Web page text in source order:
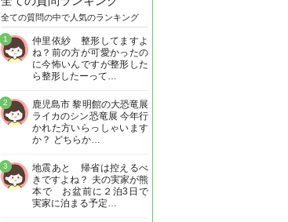
全ての質問の中で人気のランキング
仲里依紗 整形してますよ
ね？前の方が可愛かったの
に今怖いんですが整形した
ら整形したーって…
1
鹿児島市 黎明館の大恐竜展
ライカのシン恐竜展 今年行
かれた方いらっしゃいます
か？ どちらか…
2
地震あと 帰省は控えるべ
きですよね？ 夫の実家が熊
本で お盆前に２泊3日で
実家に泊まる予定…
3